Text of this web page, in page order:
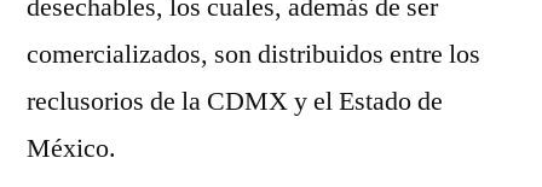
desechables, los cuales, además de ser
comercializados, son distribuidos entre los
reclusorios de la CDMX y el Estado de
México.